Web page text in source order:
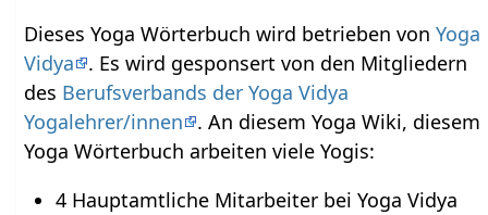
Dieses Yoga Wörterbuch wird betrieben vonYoga
Vidya
. Es wird gesponsert von den Mitgliedern
des Berufsverbands der Yoga Vidya
Yogalehrer/innen
. An diesem Yoga Wiki, diesem
Yoga Wörterbuch arbeiten viele Yogis:
4 Hauptamtliche Mitarbeiter bei Yoga Vidya